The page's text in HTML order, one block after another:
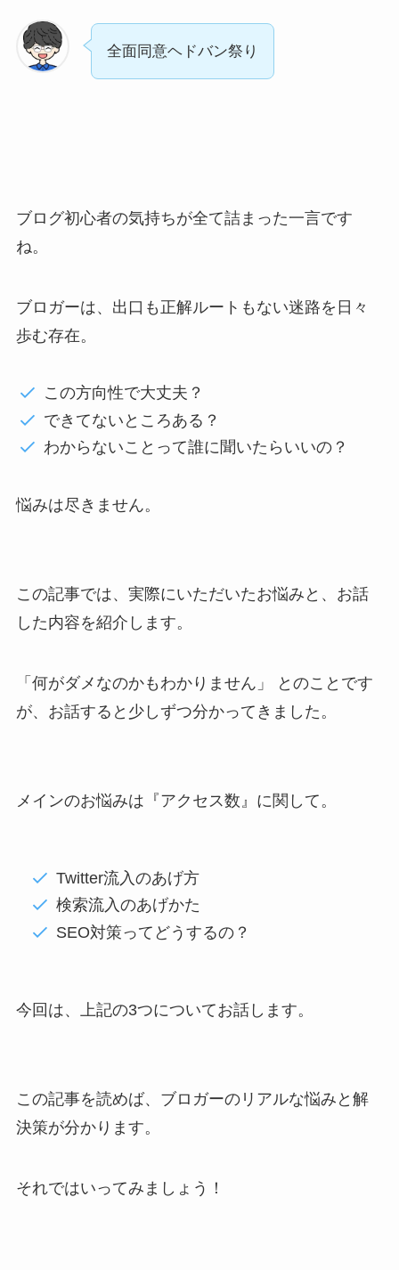
全面同意ヘドバン祭り
ブログ初心者の気持ちが全て詰まった一言です
ね。
ブロガーは、出口も正解ルートもない迷路を日々
歩む存在。
この方向性で大丈夫？
できてないところある？
わからないことって誰に聞いたらいいの？
悩みは尽きません。
この記事では、 実際にいただいたお悩みと、お話
した内容を紹介します。
「何がダメなのかもわかりません」 とのことです
が、お話すると少しずつ分かってきました。
メインのお悩みは 『アクセス数』 に関して。
Twitter流入のあげ方
検索流入のあげかた
SEO対策ってどうするの？
今回は、上記の3つについてお話します。
この記事を読めば、ブロガーのリアルな悩みと解
決策が分かります。
それではいってみましょう！